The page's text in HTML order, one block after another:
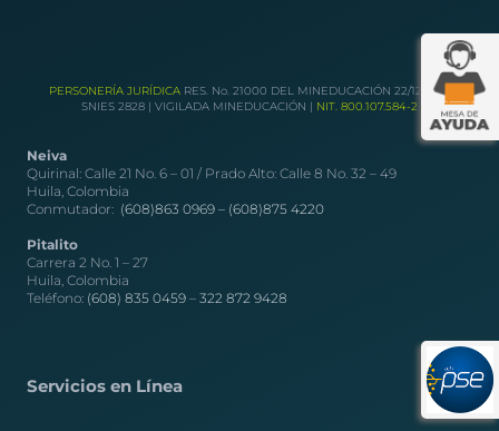
PERSONERÍA JURÍDICA RES. No. 21000 DEL MINEDUCACIÓN 22/12/1989
SNIES 2828 | VIGILADA MINEDUCACIÓN | NIT. 800.107.584-2
Neiva
Quirinal: Calle 21 No. 6 – 01 / Prado Alto: Calle 8 No. 32 – 49
Huila, Colombia
Conmutador: (608)863 0969 – (608)875 4220
Pitalito
Carrera 2 No. 1 – 27
Huila, Colombia
Teléfono: (608) 835 0459 – 322 872 9428
Servicios en Línea